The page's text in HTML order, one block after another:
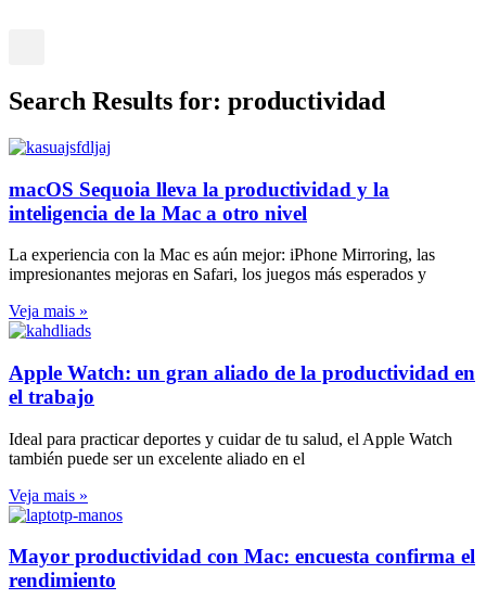
Search Results for: productividad
macOS Sequoia lleva la productividad y la
inteligencia de la Mac a otro nivel
La experiencia con la Mac es aún mejor: iPhone Mirroring, las
impresionantes mejoras en Safari, los juegos más esperados y
Veja mais »
Apple Watch: un gran aliado de la productividad en
el trabajo
Ideal para practicar deportes y cuidar de tu salud, el Apple Watch
también puede ser un excelente aliado en el
Veja mais »
Mayor productividad con Mac: encuesta confirma el
rendimiento